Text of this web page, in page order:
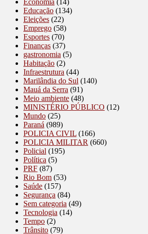
Educação (134)
Eleições (22)
Emprego (58)
Esportes (70)
Finanças (37)
gastronomia (5)
Habitação (2)
Infraestrutura (44)
Marilândia do Sul (140)
Mauá da Serra (91)
Meio ambiente (48)
MINISTÉRIO PÚBLICO (12)
Mundo (25)
Paraná (989)
POLICIA CIVIL (166)
POLICIA MILITAR (660)
Policial (195)
Política (5)
PRF (87)
Rio Bom (53)
Saúde (157)
Segurança (84)
Sem categoria (49)
Tecnologia (14)
Tempo (2)
Trânsito (79)